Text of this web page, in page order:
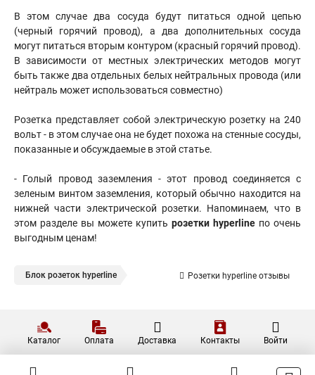
В этом случае два сосуда будут питаться одной цепью
(черный горячий провод), а два дополнительных сосуда
могут питаться вторым контуром (красный горячий провод).
В зависимости от местных электрических методов могут
быть также два отдельных белых нейтральных провода (или
нейтраль может использоваться совместно)
Розетка представляет собой электрическую розетку на 240
вольт - в этом случае она не будет похожа на стенные сосуды,
показанные и обсуждаемые в этой статье.
- Голый провод заземления - этот провод соединяется с
зеленым винтом заземления, который обычно находится на
нижней части электрической розетки. Напоминаем, что в
этом разделе вы можете купить розетки hyperline по очень
выгодным ценам!
Блок розеток hyperline Розетки hyperline отзывы
Каталог Оплата Доставка Контакты Войти